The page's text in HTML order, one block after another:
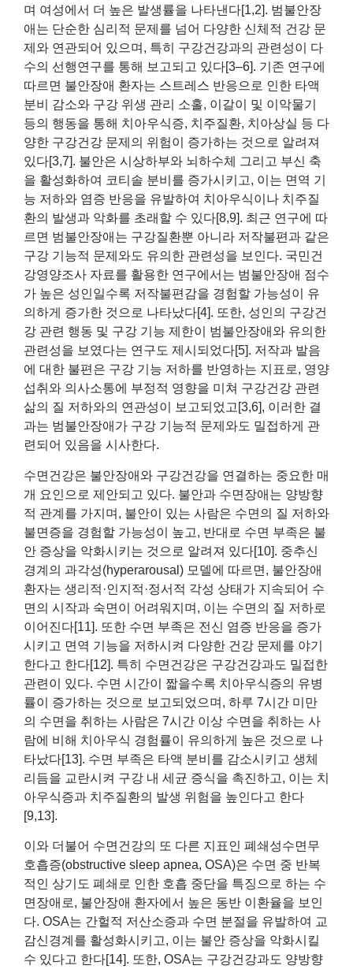
며 여성에서 더 높은 발생률을 나타낸다[1,2]. 범불안장
애는 단순한 심리적 문제를 넘어 다양한 신체적 건강 문
제와 연관되어 있으며, 특히 구강건강과의 관련성이 다
수의 선행연구를 통해 보고되고 있다[3–6]. 기존 연구에
따르면 불안장애 환자는 스트레스 반응으로 인한 타액
분비 감소와 구강 위생 관리 소홀, 이갈이 및 이악물기
등의 행동을 통해 치아우식증, 치주질환, 치아상실 등 다
양한 구강건강 문제의 위험이 증가하는 것으로 알려져
있다[3,7]. 불안은 시상하부와 뇌하수체 그리고 부신 축
을 활성화하여 코티솔 분비를 증가시키고, 이는 면역 기
능 저하와 염증 반응을 유발하여 치아우식이나 치주질
환의 발생과 악화를 초래할 수 있다[8,9]. 최근 연구에 따
르면 범불안장애는 구강질환뿐 아니라 저작불편과 같은
구강 기능적 문제와도 유의한 관련성을 보인다. 국민건
강영양조사 자료를 활용한 연구에서는 범불안장애 점수
가 높은 성인일수록 저작불편감을 경험할 가능성이 유
의하게 증가한 것으로 나타났다[4]. 또한, 성인의 구강건
강 관련 행동 및 구강 기능 제한이 범불안장애와 유의한
관련성을 보였다는 연구도 제시되었다[5]. 저작과 발음
에 대한 불편은 구강 기능 저하를 반영하는 지표로, 영양
섭취와 의사소통에 부정적 영향을 미쳐 구강건강 관련
삶의 질 저하와의 연관성이 보고되었고[3,6], 이러한 결
과는 범불안장애가 구강 기능적 문제와도 밀접하게 관
련되어 있음을 시사한다.
수면건강은 불안장애와 구강건강을 연결하는 중요한 매
개 요인으로 제안되고 있다. 불안과 수면장애는 양방향
적 관계를 가지며, 불안이 있는 사람은 수면의 질 저하와
불면증을 경험할 가능성이 높고, 반대로 수면 부족은 불
안 증상을 악화시키는 것으로 알려져 있다[10]. 중추신
경계의 과각성(hyperarousal) 모델에 따르면, 불안장애
환자는 생리적·인지적·정서적 각성 상태가 지속되어 수
면의 시작과 숙면이 어려워지며, 이는 수면의 질 저하로
이어진다[11]. 또한 수면 부족은 전신 염증 반응을 증가
시키고 면역 기능을 저하시켜 다양한 건강 문제를 야기
한다고 한다[12]. 특히 수면건강은 구강건강과도 밀접한
관련이 있다. 수면 시간이 짧을수록 치아우식증의 유병
률이 증가하는 것으로 보고되었으며, 하루 7시간 미만
의 수면을 취하는 사람은 7시간 이상 수면을 취하는 사
람에 비해 치아우식 경험률이 유의하게 높은 것으로 나
타났다[13]. 수면 부족은 타액 분비를 감소시키고 생체
리듬을 교란시켜 구강 내 세균 증식을 촉진하고, 이는 치
아우식증과 치주질환의 발생 위험을 높인다고 한다
[9,13].
이와 더불어 수면건강의 또 다른 지표인 폐쇄성수면무
호흡증(obstructive sleep apnea, OSA)은 수면 중 반복
적인 상기도 폐쇄로 인한 호흡 중단을 특징으로 하는 수
면장애로, 불안장애 환자에서 높은 동반 이환율을 보인
다. OSA는 간헐적 저산소증과 수면 분절을 유발하여 교
감신경계를 활성화시키고, 이는 불안 증상을 악화시킬
수 있다고 한다[14]. 또한, OSA는 구강건강과도 양방향